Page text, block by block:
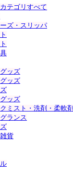
テゴリすべて
ズ・スリッパ
ッズ
ッズ
ッズ
ミスト・洗剤・柔軟剤
ランス
貨